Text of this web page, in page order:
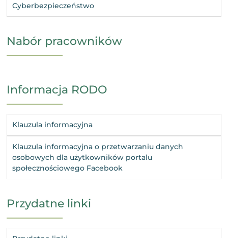
Cyberbezpieczeństwo
Nabór pracowników
Informacja RODO
Klauzula informacyjna
Klauzula informacyjna o przetwarzaniu danych
osobowych dla użytkowników portalu
społecznościowego Facebook
Przydatne linki